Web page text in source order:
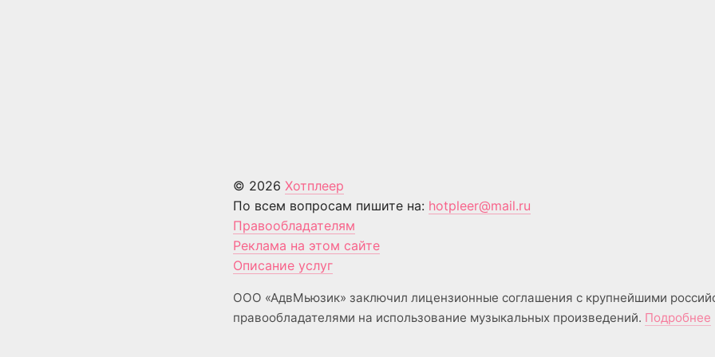
© 2026 Хотплеер
По всем вопросам пишите на: hotpleer@mail.ru
Правообладателям
Реклама на этом сайте
Описание услуг
ООО «АдвМьюзик» заключил лицензионные соглашения с крупнейшими
правообладателями на использование музыкальных произведений. Подробнее